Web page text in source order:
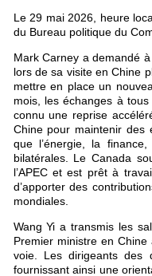
Le 29 mai 2026, heure
du Bureau politique du
Mark Carney a demandé
lors de sa visite en Chine
mettre en place un
mois, les échanges à
connu une reprise
Chine pour maintenir des
que l’énergie, la
bilatérales. Le Canada
l’APEC et est prêt à
d’apporter des
mondiales.
Wang Yi a transmis les
Premier ministre en
voie. Les dirigeants des
fournissant ainsi une